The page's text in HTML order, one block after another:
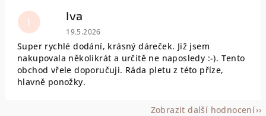
I Iva
Hodnocení obchodu je 5 z 5 hvězdiček.
19.5.2026
Super rychlé dodání, krásný dáreček. Již jsem
nakupovala několikrát a určitě ne naposledy :-). Tento
obchod vřele doporučuji. Ráda pletu z této příze,
hlavně ponožky.
Zobrazit další hodnocení